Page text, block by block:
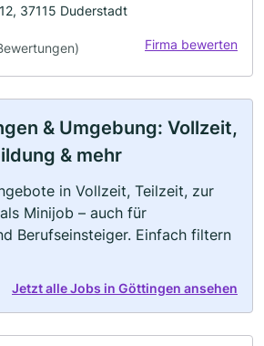
37115 Duderstadt
Firma bewerten
& Umgebung: Vollzeit,
& mehr
in Vollzeit, Teilzeit, zur
Minijob – auch für
Berufseinsteiger. Einfach filtern
Jetzt alle Jobs in Göttingen ansehen